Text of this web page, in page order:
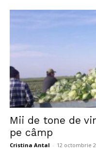
Mii de tone de
pe câmp
Cristina Antal - 12 octombrie